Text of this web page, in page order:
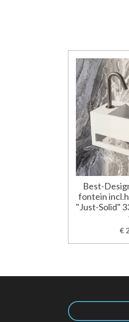
Best-
fontein
"Just-Solid"
€